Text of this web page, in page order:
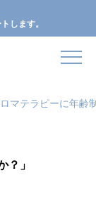
します。
ロマテラピーに年齢
？」